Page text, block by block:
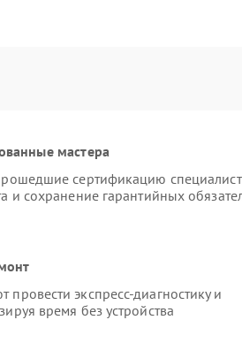
мастера
сертификацию
и сохранение гарантийных
экспресс-диагностику и
время без устройства